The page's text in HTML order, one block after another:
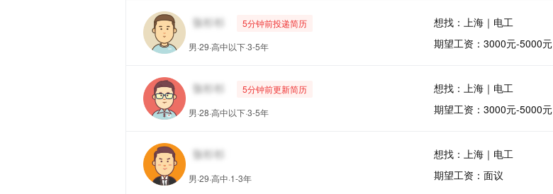
5分钟前投递简历
男·29·高中以下·3-5年
想找：上海｜电工
期望工资：3000元-5000元
5分钟前更新简历
男·28·高中以下·3-5年
想找：上海｜电工
期望工资：3000元-5000元
男·29·高中·1-3年
想找：上海｜电工
期望工资：面议